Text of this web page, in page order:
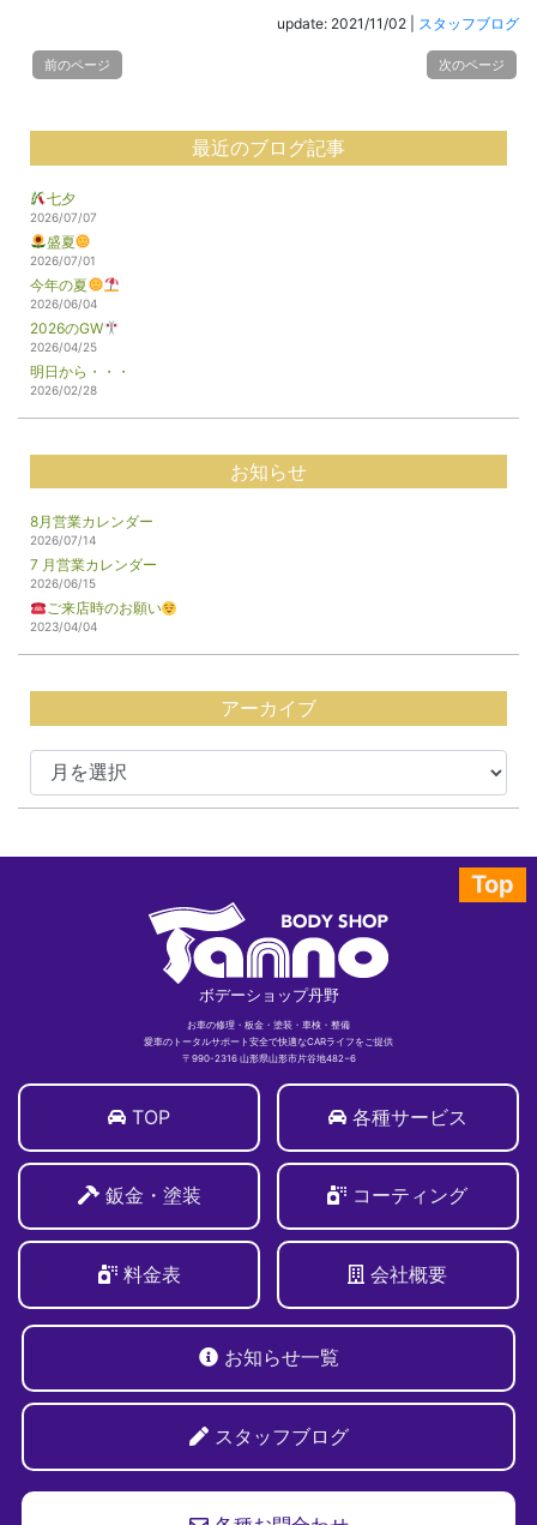
update: 2021/11/02 スタッフブログ
前のページ 次のページ
最近のブログ記事
七夕
2026/07/07
盛夏
2026/07/01
今年の夏
2026/06/04
2026のGW
2026/04/25
明日から・・・
2026/02/28
お知らせ
8月営業カレンダー
2026/07/14
7 月営業カレンダー
2026/06/15
ご来店時のお願い
2023/04/04
アーカイブ
Top
ボデーショップ丹野
お車の修理・板金・塗装・車検・整備
愛車のトータルサポート安全で快適なCARライフをご提供
〒990-2316 山形県山形市片谷地482−6
TOP 各種サービス
鈑金・塗装 コーティング
料金表 会社概要
お知らせ一覧
スタッフブログ